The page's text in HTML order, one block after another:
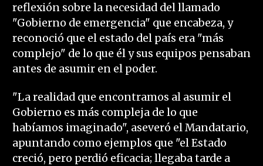
reflexión sobre la necesidad del llamado
"Gobierno de emergencia" que encabeza, y
reconoció que el estado del país era "más
complejo" de lo que él y sus equipos pensaban
antes de asumir en el poder.
"La realidad que encontramos al asumir el
Gobierno es más compleja de lo que
habíamos imaginado", aseveró el Mandatario,
apuntando como ejemplos que "el Estado
creció, pero perdió eficacia; llegaba tarde a